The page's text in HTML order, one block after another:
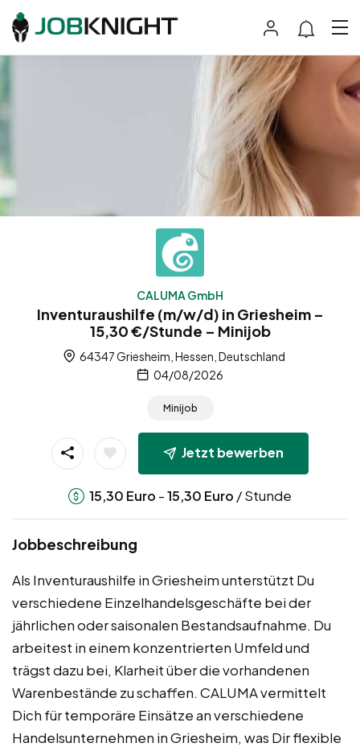
CALUMA GmbH
Inventuraushilfe (m/w/d) in Griesheim –
15,30 €/Stunde – Minijob
64347 Griesheim, Hessen, Deutschland
04/08/2026
Minijob
Jetzt bewerben
15,30 Euro -15,30 Euro / Stunde
Jobbeschreibung
Als Inventuraushilfe in Griesheim unterstützt Du
verschiedene Einzelhandelsgeschäfte bei der
jährlichen oder saisonalen Bestandsaufnahme. Du
arbeitest in einem konzentrierten Umfeld und
trägst dazu bei, Klarheit über die vorhandenen
Warenbestände zu schaffen. CALUMA vermittelt
Dich für temporäre Einsätze an verschiedene
Handelsunternehmen in Griesheim, was Dir flexible